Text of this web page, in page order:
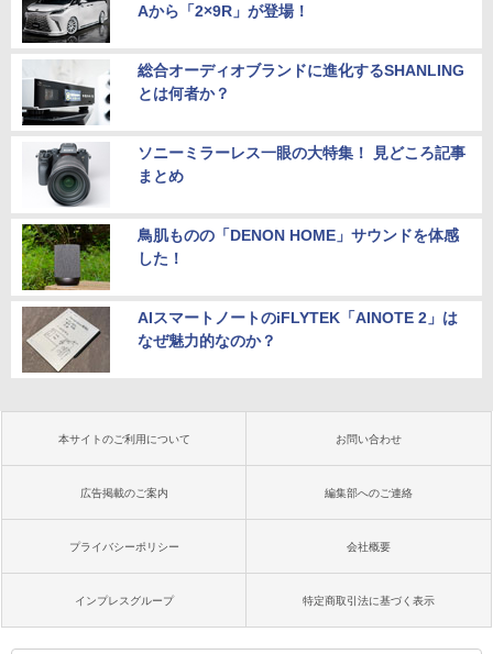
Aから「2×9R」が登場！
総合オーディオブランドに進化するSHANLING
とは何者か？
ソニーミラーレス一眼の大特集！ 見どころ記事
まとめ
鳥肌ものの「DENON HOME」サウンドを体感
した！
AIスマートノートのiFLYTEK「AINOTE 2」は
なぜ魅力的なのか？
本サイトのご利用について お問い合わせ
広告掲載のご案内 編集部へのご連絡
プライバシーポリシー 会社概要
インプレスグループ 特定商取引法に基づく表示